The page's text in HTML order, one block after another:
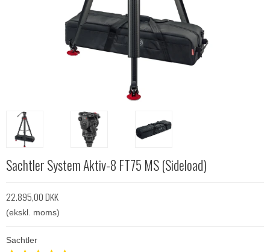
Sachtler System Aktiv-8 FT75 MS (Sideload)
22.895,00 DKK
(ekskl. moms)
Sachtler